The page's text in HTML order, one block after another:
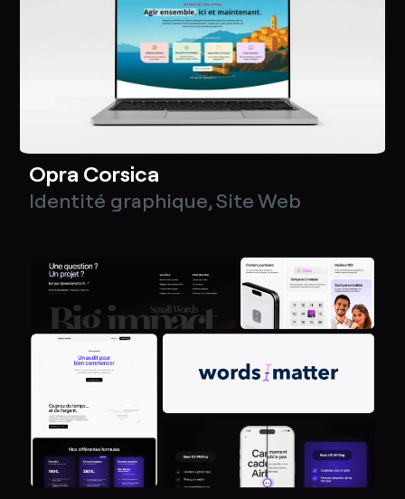
Opra Corsica
Identité graphique,Site Web